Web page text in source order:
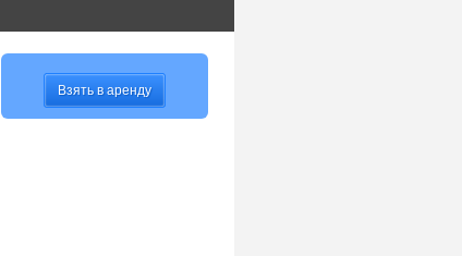
Взять в аренду